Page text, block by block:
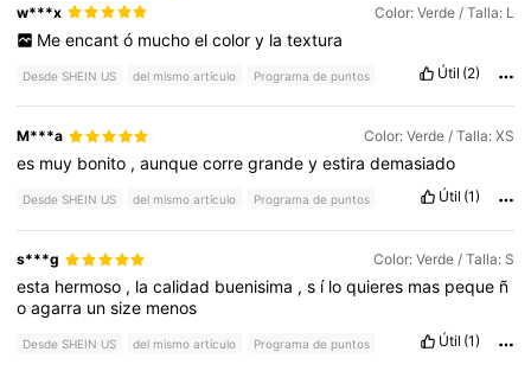
w***x Color: Verde / Talla: L
Me encant ó mucho el color y la textura
Desde SHEIN US del mismo artículo Programa de puntos Útil (2)
M***a Color: Verde / Talla: XS
es muy bonito ,aunquecorregrandeyestirademasiado
Desde SHEIN US del mismo artículo Programa de puntos Útil (1)
s***g Color: Verde / Talla: S
esta hermoso , lacalidad buenisima ,s í loquieres mas peque ñ
oagarra unsize menos
Desde SHEIN US del mismo artículo Programa de puntos Útil (1)